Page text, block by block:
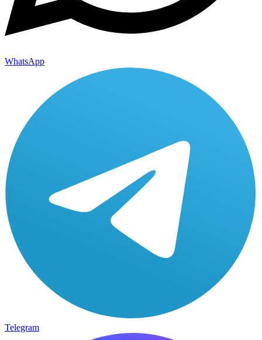
WhatsApp
Telegram